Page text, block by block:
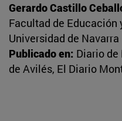
Gerardo Castillo
Facultad de Educación
Universidad de Navarra
Publicado en: Diario de
de Avilés, El Diario